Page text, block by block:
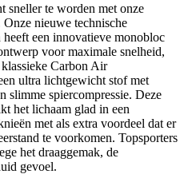
sneller te worden met onze
nieuwe technische
een innovatieve monobloc
voor maximale snelheid,
Carbon Air
ultra lichtgewicht stof met
slimme spiercompressie. Deze
het lichaam glad in een
met als extra voordeel dat er
te voorkomen. Topsporters
het draaggemak, de
gevoel.